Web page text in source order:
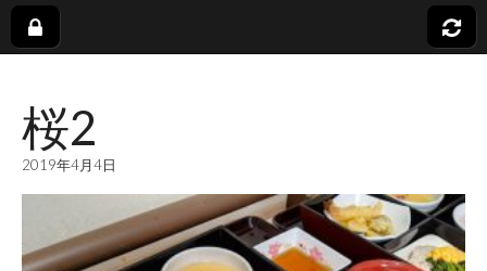
会
福
桜2
2019年4月4日